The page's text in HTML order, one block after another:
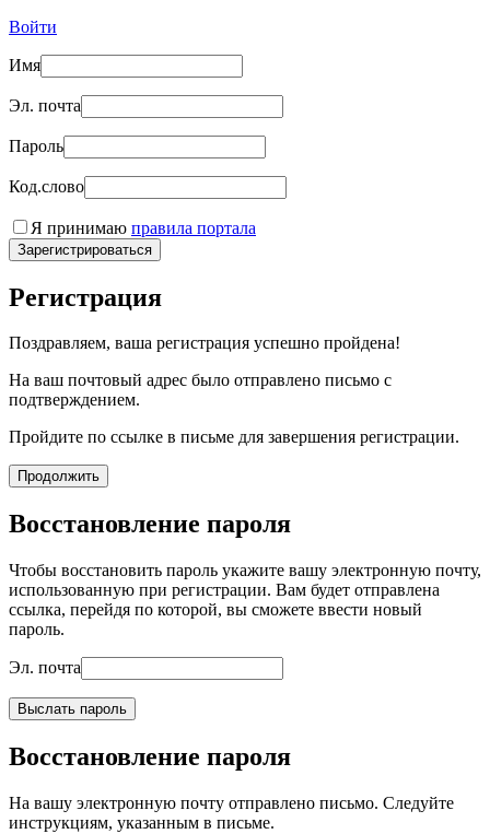
Войти
Имя
Эл. почта
Пароль
Код.слово
Я принимаю правила портала
Зарегистрироваться
Регистрация
Поздравляем, ваша регистрация успешно пройдена!
На ваш почтовый адрес было отправлено письмо с
подтверждением.
Пройдите по ссылке в письме для завершения регистрации.
Продолжить
Восстановление пароля
Чтобы восстановить пароль укажите вашу электронную почту,
использованную при регистрации. Вам будет отправлена
ссылка, перейдя по которой, вы сможете ввести новый
пароль.
Эл. почта
Выслать пароль
Восстановление пароля
На вашу электронную почту отправлено письмо. Следуйте
инструкциям, указанным в письме.